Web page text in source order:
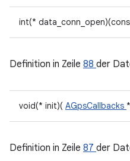
int(*
Definition in Zeile 88 der
void(* init)( AGpsCallbacks
Definition in Zeile 87 der